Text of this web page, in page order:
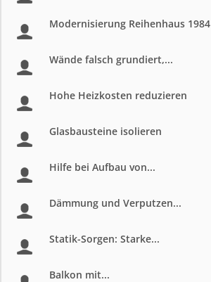
Modernisierung Reihenhaus 1984
Wände falsch grundiert,...
Hohe Heizkosten reduzieren
Glasbausteine isolieren
Hilfe bei Aufbau von...
Dämmung und Verputzen...
Statik-Sorgen: Starke...
Balkon mit...